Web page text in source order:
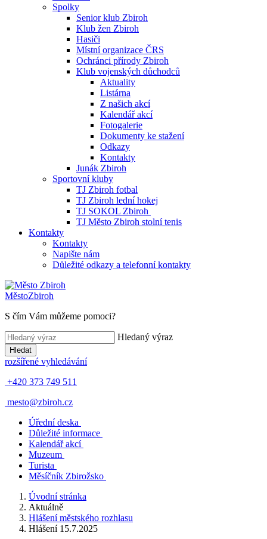
Spolky
Senior klub Zbiroh
Klub žen Zbiroh
Hasiči
Místní organizace ČRS
Ochránci přírody Zbiroh
Klub vojenských důchodců
Aktuality
Listárna
Z našich akcí
Kalendář akcí
Fotogalerie
Dokumenty ke stažení
Odkazy
Kontakty
Junák Zbiroh
Sportovní kluby
TJ Zbiroh fotbal
TJ Zbiroh lední hokej
TJ SOKOL Zbiroh
TJ Město Zbiroh stolní tenis
Kontakty
Kontakty
Napište nám
Důležité odkazy a telefonní kontakty
MěstoZbiroh
S čím Vám můžeme pomoci?
Hledaný výraz
Hledat
rozšířené vyhledávání
+420 373 749 511
mesto@zbiroh.cz
Úřední deska
Důležité informace
Kalendář akcí
Muzeum
Turista
Měsíčník Zbirožsko
Úvodní stránka
Aktuálně
Hlášení městského rozhlasu
Hlášení 15.7.2025